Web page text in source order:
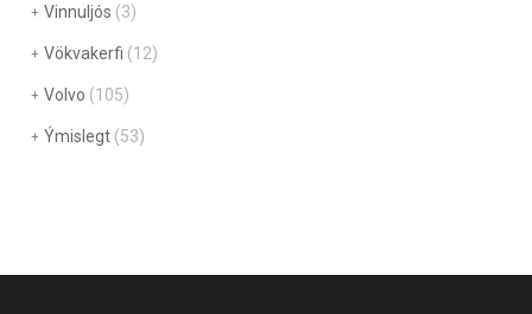
Vinnuljós (3)
Vökvakerfi (12)
Volvo (105)
Ýmislegt (53)